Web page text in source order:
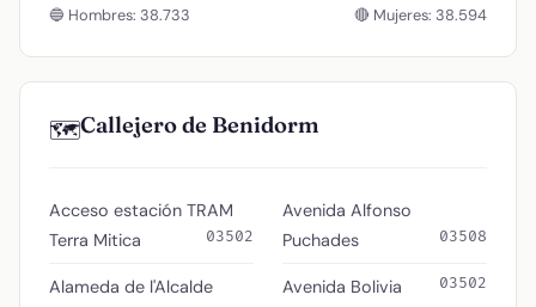
🔵 Hombres: 38.733 🔴 Mujeres: 38.594
🗺️Callejero de Benidorm
Acceso estación TRAM
Terra Mitica
03502
Alameda de l'Alcalde
Avenida Alfonso
Puchades
03508
Avenida Bolivia 03502